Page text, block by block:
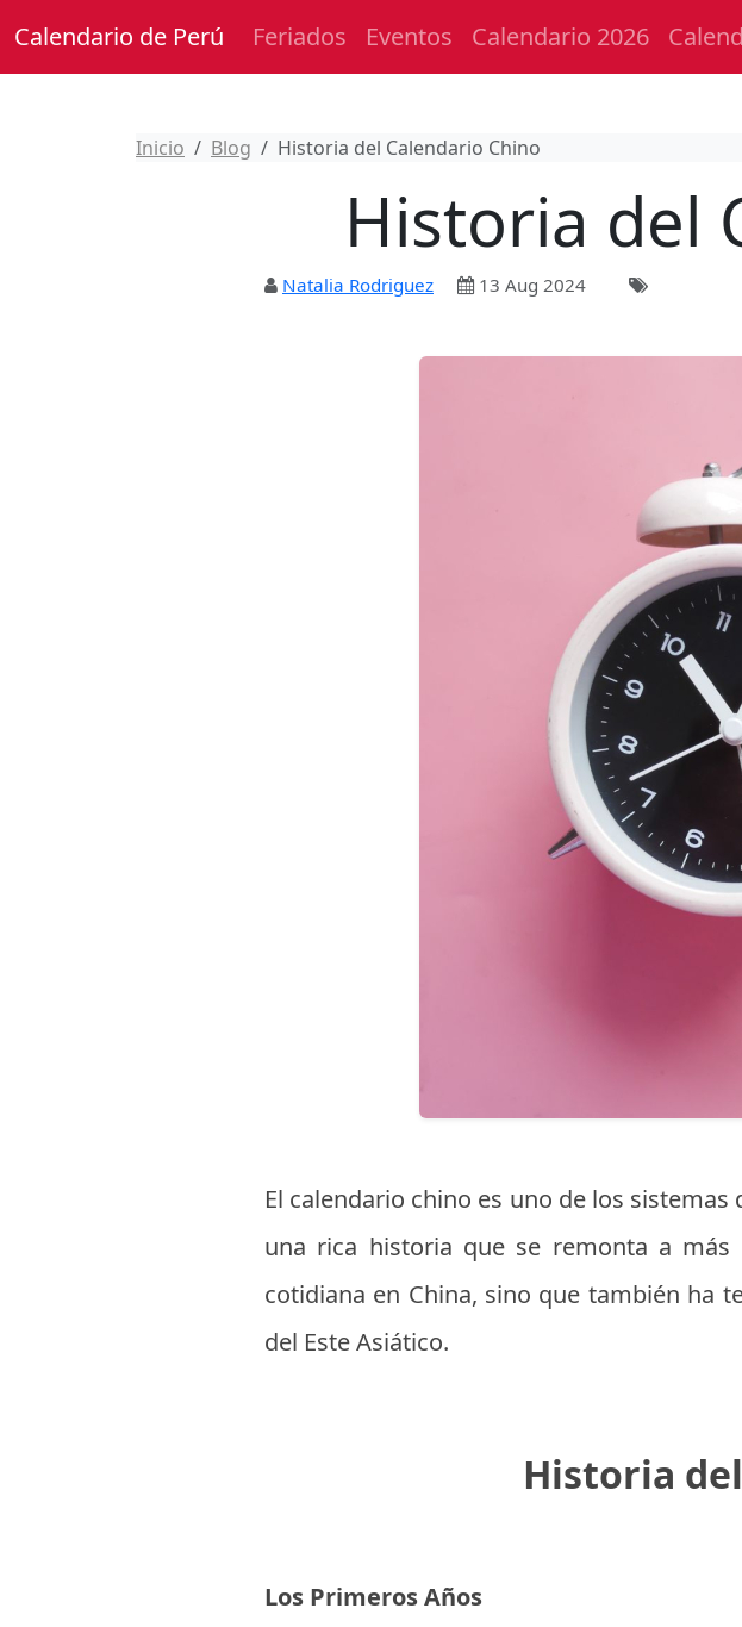
Calendario de Perú Feriados Eventos Calendario 2026
Inicio Blog Historia del Calendario Chino
Historia del
Natalia Rodriguez 13 Aug 2024
El calendario chino es uno de los
una rica historia que se remonta a
cotidiana en China, sino que también ha
del Este Asiático.
Historia
Los Primeros Años